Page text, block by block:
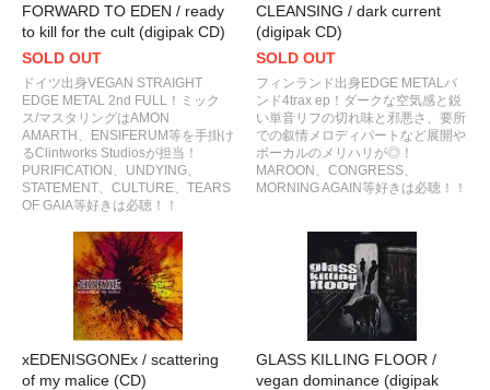
FORWARD TO EDEN / ready
to kill for the cult (digipak CD)
SOLD OUT
ドイツ出身VEGAN STRAIGHT
EDGE METAL 2nd FULL！ミック
ス/マスタリングはAMON
AMARTH、ENSIFERUM等を手掛け
るClintworks Studiosが担当！
PURIFICATION、UNDYING、
STATEMENT、CULTURE、TEARS
OF GAIA等好きは必聴！！
CLEANSING / dark current
(digipak CD)
SOLD OUT
フィンランド出身EDGE METALバ
ンド4trax ep！ダークな空気感と鋭
い単音リフの切れ味と邪悪さ、要所
での叙情メロディパートなど展開や
ボーカルのメリハリが◎！
MAROON、CONGRESS、
MORNING AGAIN等好きは必聴！！
xEDENISGONEx / scattering
of my malice (CD)
GLASS KILLING FLOOR /
vegan dominance (digipak